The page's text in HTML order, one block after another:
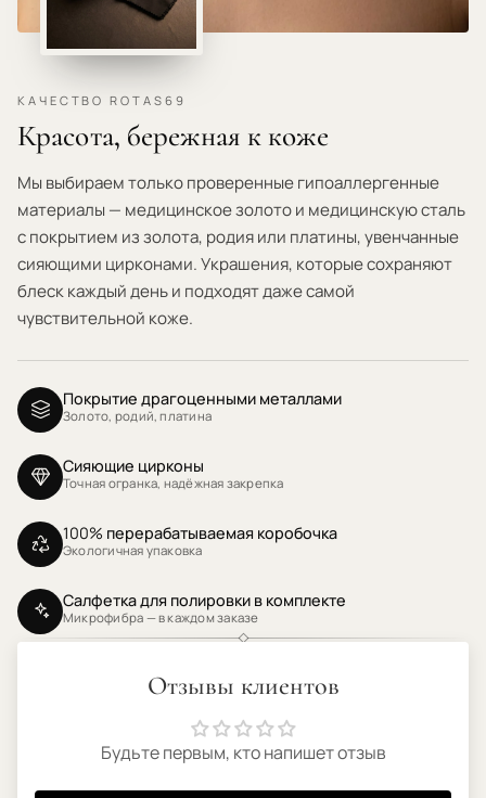
КАЧЕСТВО ROTAS69
Красота, бережная к коже
Мы выбираем только проверенные гипоаллергенные
материалы — медицинское золото и медицинскую сталь
с покрытием из золота, родия или платины, увенчанные
сияющими цирконами. Украшения, которые сохраняют
блеск каждый день и подходят даже самой
чувствительной коже.
Покрытие драгоценными металлами
Золото, родий, платина
Сияющие цирконы
Точная огранка, надёжная закрепка
100% перерабатываемая коробочка
Экологичная упаковка
Салфетка для полировки в комплекте
Микрофибра — в каждом заказе
Отзывы клиентов
Будьте первым, кто напишет отзыв